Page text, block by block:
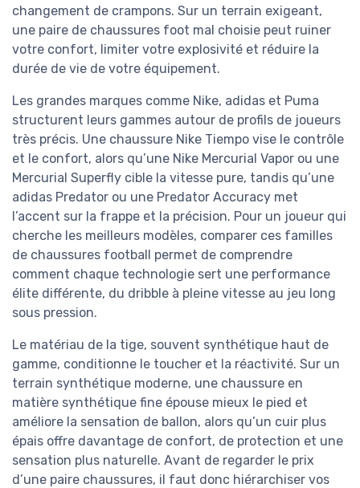
changement de crampons. Sur un terrain exigeant,
une paire de chaussures foot mal choisie peut ruiner
votre confort, limiter votre explosivité et réduire la
durée de vie de votre équipement.
Les grandes marques comme Nike, adidas et Puma
structurent leurs gammes autour de profils de joueurs
très précis. Une chaussure Nike Tiempo vise le contrôle
et le confort, alors qu’une Nike Mercurial Vapor ou une
Mercurial Superfly cible la vitesse pure, tandis qu’une
adidas Predator ou une Predator Accuracy met
l’accent sur la frappe et la précision. Pour un joueur qui
cherche les meilleurs modèles, comparer ces familles
de chaussures football permet de comprendre
comment chaque technologie sert une performance
élite différente, du dribble à pleine vitesse au jeu long
sous pression.
Le matériau de la tige, souvent synthétique haut de
gamme, conditionne le toucher et la réactivité. Sur un
terrain synthétique moderne, une chaussure en
matière synthétique fine épouse mieux le pied et
améliore la sensation de ballon, alors qu’un cuir plus
épais offre davantage de confort, de protection et une
sensation plus naturelle. Avant de regarder le prix
d’une paire chaussures, il faut donc hiérarchiser vos